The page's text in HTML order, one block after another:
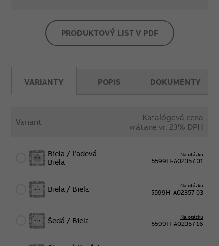
PRODUKTOVÝ LIST V PDF
VARIANTY
Variant
Katalógová cena
vrátane vr. 23% DPH
Biela / Ľadová
Biela
Na otázku
5599H-A02357 01
Biela / Biela Na otázku
5599H-A02357 03
Šedá / Biela Na otázku
5599H-A02357 16
POPIS DOKUMENTY